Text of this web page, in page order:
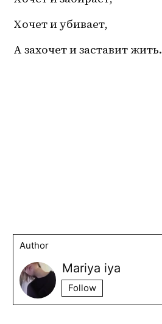
Хочет и убивает,
А захочет и заставит жить.
Author
Mariya iya
Follow